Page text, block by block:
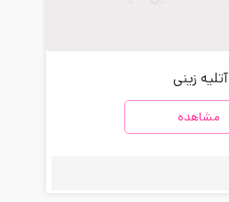
آتلیه زینی
مشاهده